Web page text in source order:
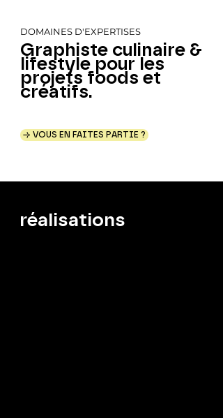
DOMAINES D'EXPERTISES
Graphiste culinaire &
lifestyle pour les
projets foods et
créatifs.
→ VOUS EN FAITES PARTIE ?
réalisations